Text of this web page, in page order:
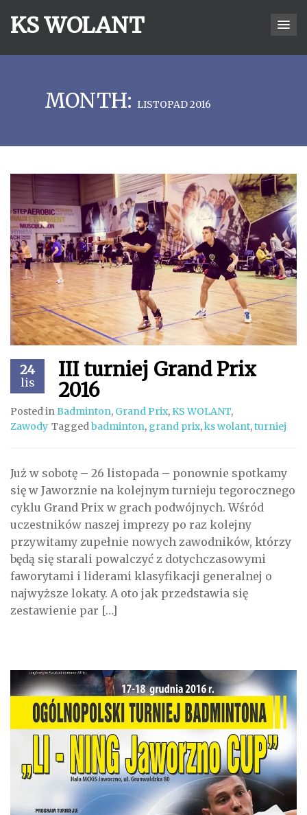
KS WOLANT
MONTH: LISTOPAD 2016
24
lis
III turniej Grand Prix
2016
Posted inBadminton, Grand Prix, KS WOLANT,
Zawody Taggedbadminton, grand prix,ks wolant,turniej
Już w sobotę – 26 listopada – ponownie spotkamy
się w Jaworznie na kolejnym turnieju tegorocznego
cyklu Grand Prix w grach podwójnych. Wśród
uczestników naszej imprezy po raz kolejny
przywitamy zupełnie nowych zawodników, którzy
będą się starali powalczyć z dotychczasowymi
faworytami i liderami klasyfikacji generalnej o
najwyższe lokaty. A oto jak przedstawia się
zestawienie par […]